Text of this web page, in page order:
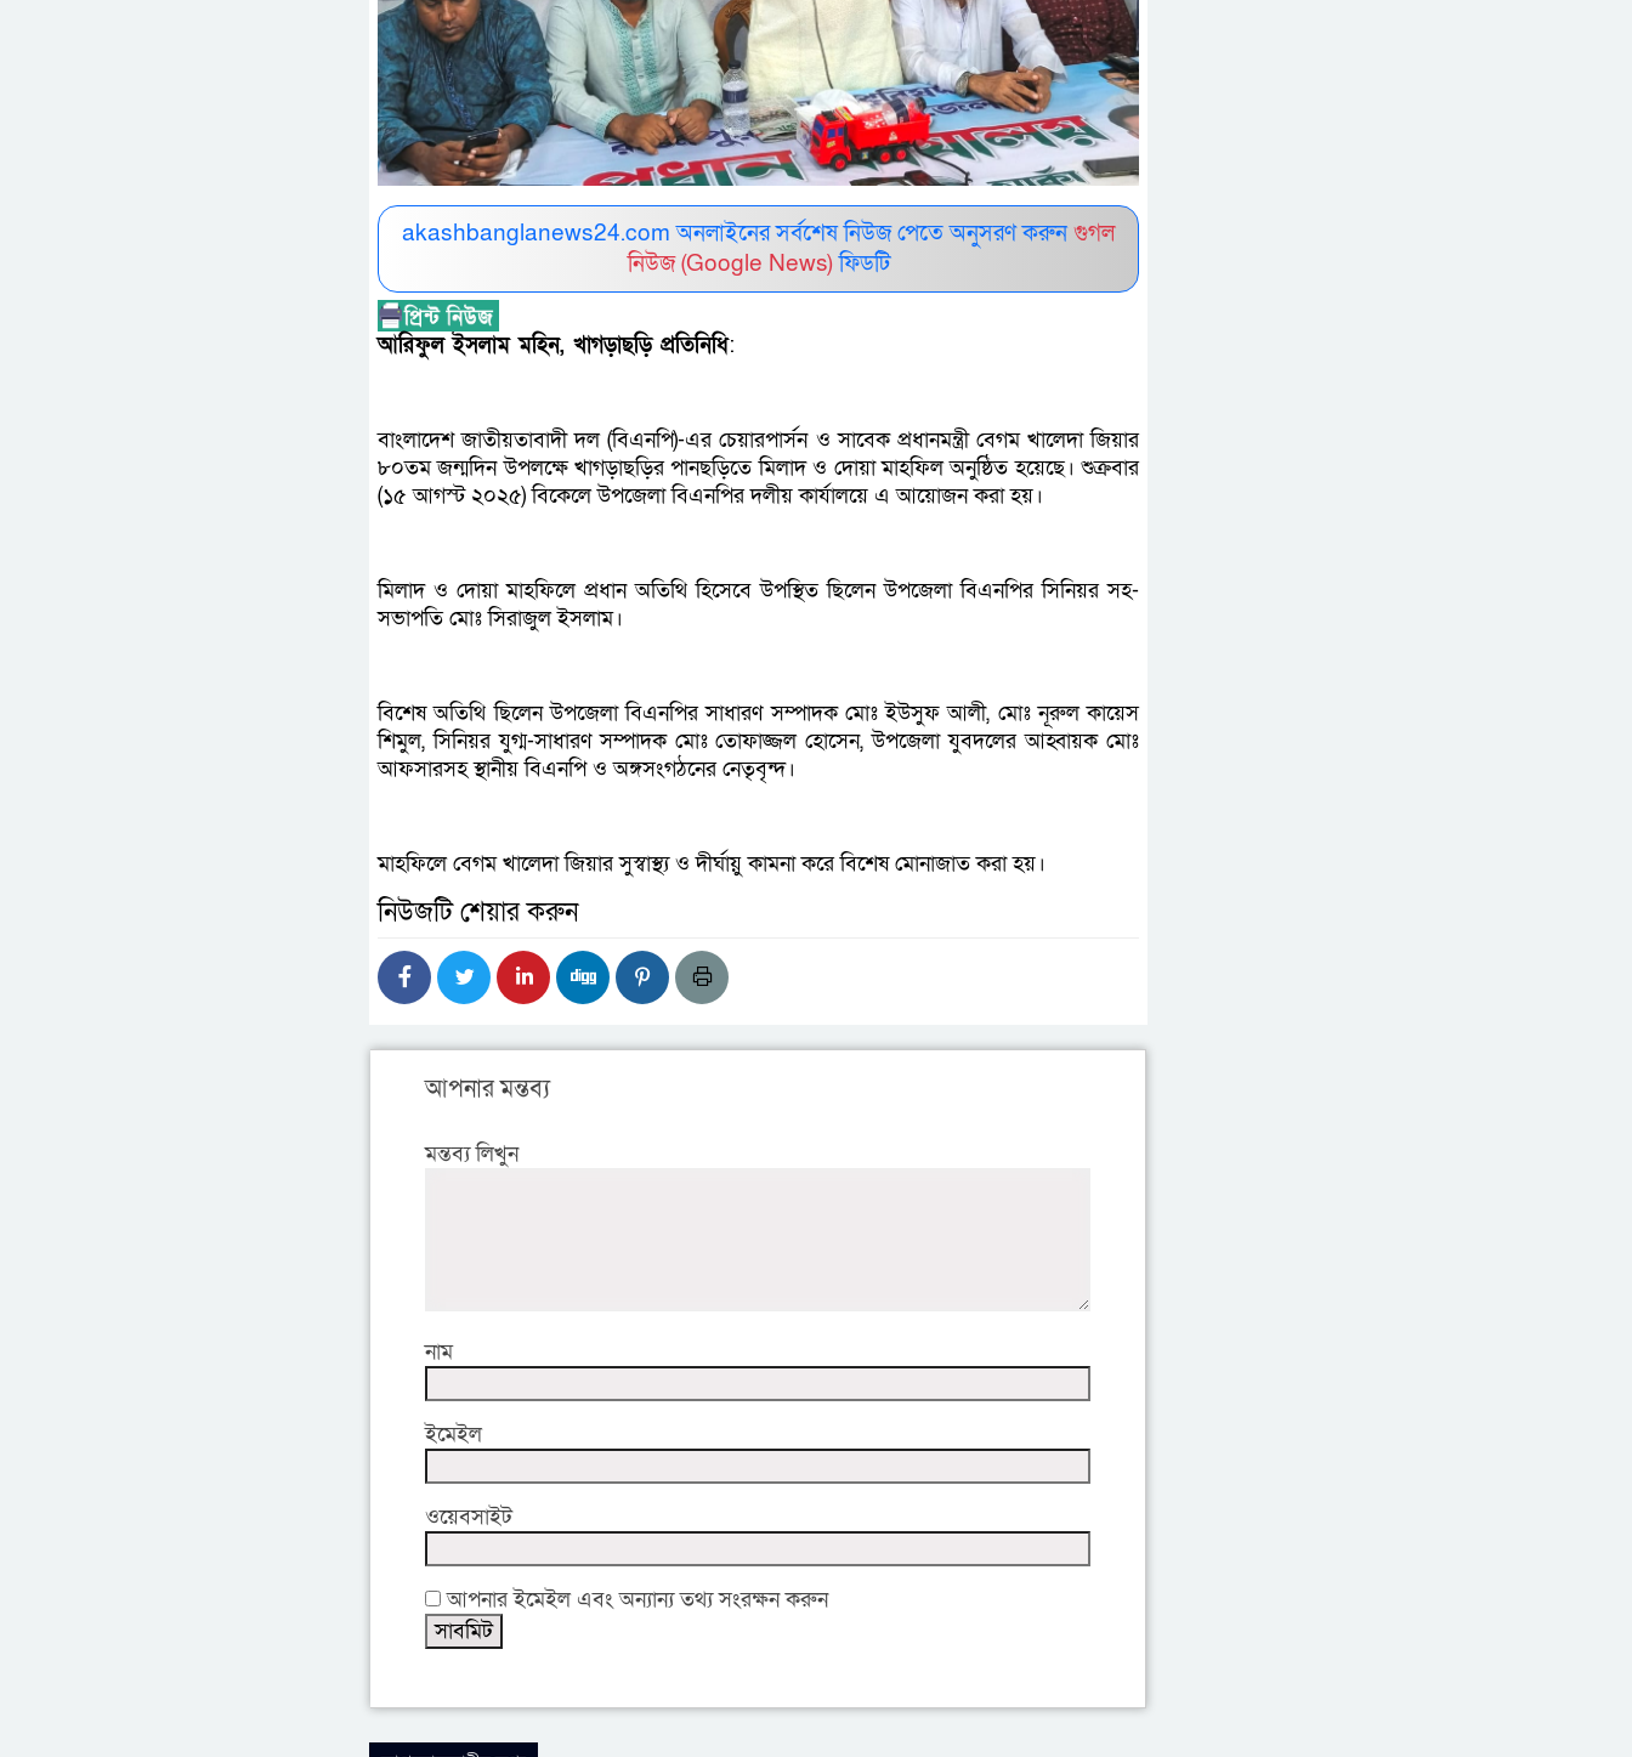
akashbanglanews24.com অনলাইনের সর্বশেষ নিউজ পেতে অনুসরণ করুনগুগল
নিউজ (Google News) ফিডটি
আরিফুল ইসলাম মহিন, খাগড়াছড়ি প্রতিনিধি:
বাংলাদেশ জাতীয়তাবাদী দল (বিএনপি)-এর চেয়ারপার্সন ও সাবেক প্রধানমন্ত্রী বেগম খালেদা জিয়ার
৮০তম জন্মদিন উপলক্ষে খাগড়াছড়ির পানছড়িতে মিলাদ ও দোয়া মাহফিল অনুষ্ঠিত হয়েছে। শুক্রবার
(১৫ আগস্ট ২০২৫) বিকেলে উপজেলা বিএনপির দলীয় কার্যালয়ে এ আয়োজন করা হয়।
মিলাদ ও দোয়া মাহফিলে প্রধান অতিথি হিসেবে উপস্থিত ছিলেন উপজেলা বিএনপির সিনিয়র সহ-
সভাপতি মোঃ সিরাজুল ইসলাম।
বিশেষ অতিথি ছিলেন উপজেলা বিএনপির সাধারণ সম্পাদক মোঃ ইউসুফ আলী, মোঃ নূরুল কায়েস
শিমুল, সিনিয়র যুগ্ম-সাধারণ সম্পাদক মোঃ তোফাজ্জল হোসেন, উপজেলা যুবদলের আহ্বায়ক মোঃ
আফসারসহ স্থানীয় বিএনপি ও অঙ্গসংগঠনের নেতৃবৃন্দ।
মাহফিলে বেগম খালেদা জিয়ার সুস্বাস্থ্য ও দীর্ঘায়ু কামনা করে বিশেষ মোনাজাত করা হয়।
নিউজটি শেয়ার করুন
আপনার মন্তব্য
মন্তব্য লিখুন
নাম
ইমেইল
ওয়েবসাইট
আপনার ইমেইল এবং অন্যান্য তথ্য সংরক্ষন করুন